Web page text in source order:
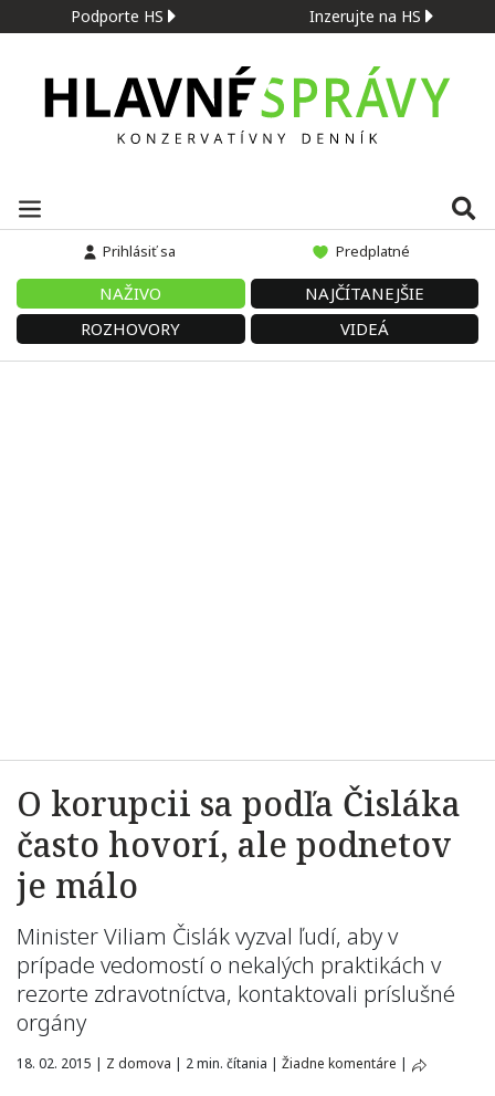
Podporte HS Inzerujte na HS
Prihlásiť sa Predplatné
NAŽIVO
NAJČÍTANEJŠIE
ROZHOVORY
VIDEÁ
O korupcii sa podľa Čisláka
často hovorí, ale podnetov
je málo
Minister Viliam Čislák vyzval ľudí, aby v
prípade vedomostí o nekalých praktikách v
rezorte zdravotníctva, kontaktovali príslušné
orgány
18. 02. 2015 | Z domova | 2 min. čítania | Žiadne komentáre |